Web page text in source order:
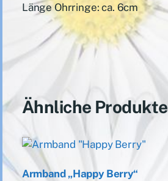
Länge Ohrringe: ca. 6cm
Ähnliche Produkte
Armband „Happy Berry“